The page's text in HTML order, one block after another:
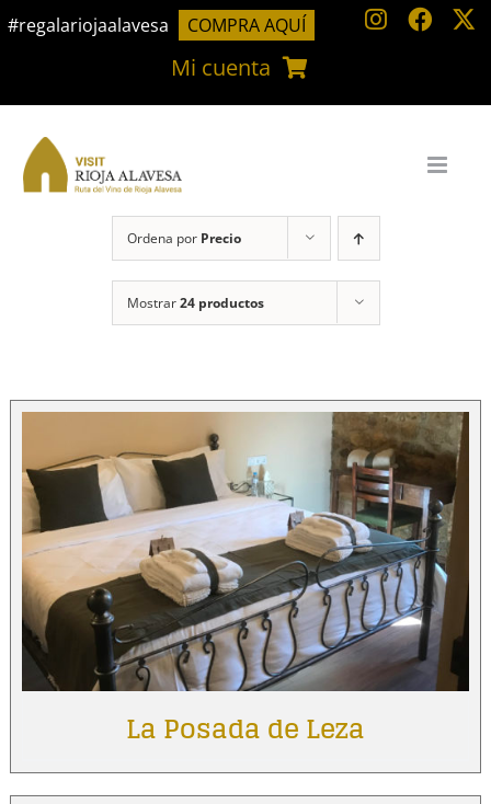
Saltar
#regalariojaalavesa COMPRA AQUÍ
Mi cuenta
Ordena por Precio
Mostrar24 productos
La Posada de Leza